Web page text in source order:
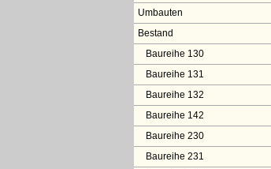
Umbauten
Bestand
Baureihe 130
Baureihe 131
Baureihe 132
Baureihe 142
Baureihe 230
Baureihe 231